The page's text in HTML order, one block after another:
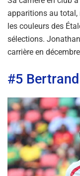
apparitions au
les couleurs des
sélections.
carrière en
#5